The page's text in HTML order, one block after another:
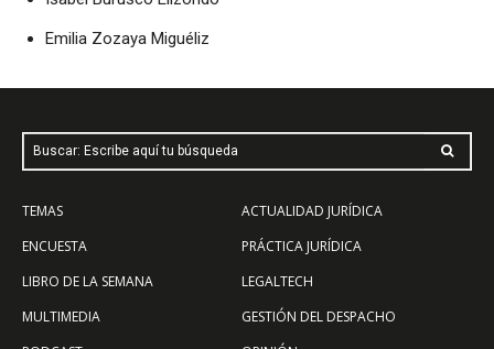
Emilia Zozaya Miguéliz
Buscar: Escribe aquí tu búsqueda
TEMAS
ENCUESTA
LIBRO DE LA SEMANA
MULTIMEDIA
ACTUALIDAD JURÍDICA
PRÁCTICA JURÍDICA
LEGALTECH
GESTIÓN DEL DESPACHO